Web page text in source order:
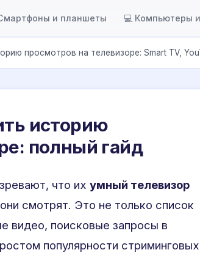
и планшеты 💻 Компьютеры
просмотров на телевизоре: Smart TV,
историю
полный гайд
что их умный телевизор
смотрят. Это не только список
видео, поисковые запросы в
популярности стриминговых